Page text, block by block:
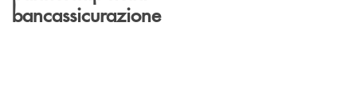
bancassicurazione